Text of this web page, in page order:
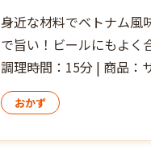
身近な材料でベトナム風
で旨い！ビールにもよく
好みでお皿に盛ったお料
じ１程度をのせ”追いサ
レモングラスの香りがさ
調理時間：15分 | 商品：
おかず